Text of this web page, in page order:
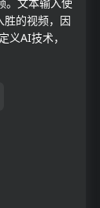
胜的视频，因
义AI技术，